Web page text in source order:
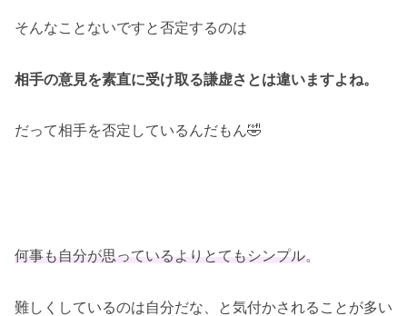
そんなことないですと否定するのは
相手の意見を素直に受け取る謙虚さとは違いますよね。
だって相手を否定しているんだもん🤣
何事も自分が思っているよりとてもシンプル。
難しくしているのは自分だな、と気付かされることが多い